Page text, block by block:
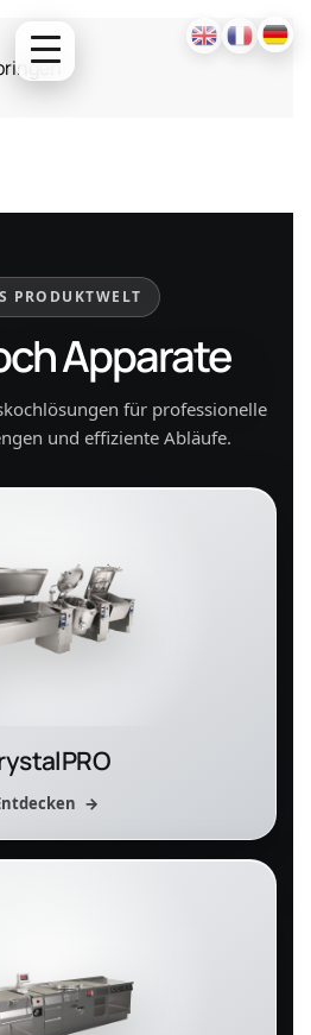
PRODUKTWELT
Apparate
für professionelle
und effiziente Abläufe.